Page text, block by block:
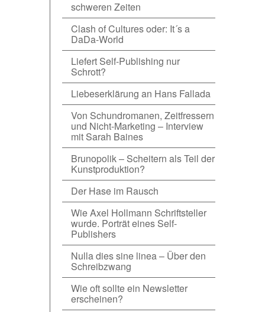
schweren Zeiten
Clash of Cultures oder: It´s a
DaDa-World
Liefert Self-Publishing nur
Schrott?
Liebeserklärung an Hans Fallada
Von Schundromanen, Zeitfressern
und Nicht-Marketing – Interview
mit Sarah Baines
Brunopolik – Scheitern als Teil der
Kunstproduktion?
Der Hase im Rausch
Wie Axel Hollmann Schriftsteller
wurde. Porträt eines Self-
Publishers
Nulla dies sine linea – Über den
Schreibzwang
Wie oft sollte ein Newsletter
erscheinen?